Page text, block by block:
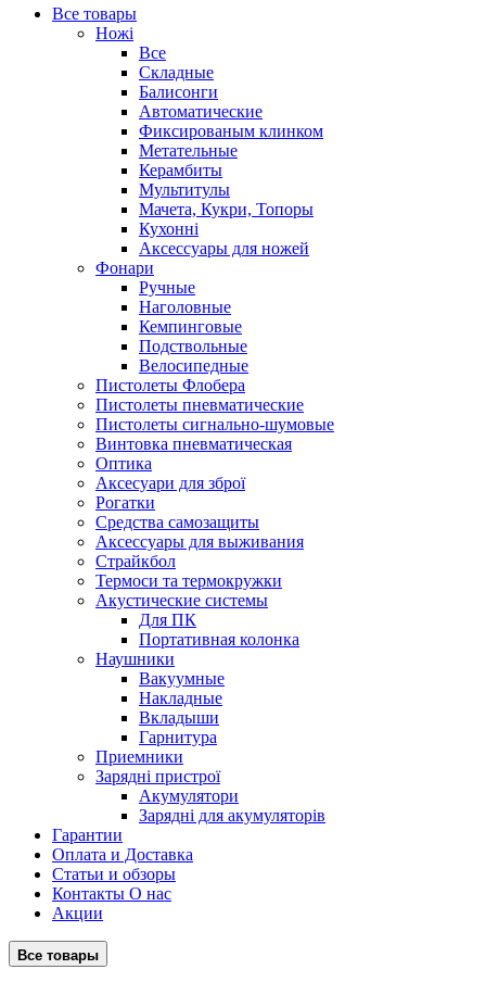
Все товары
Ножі
Все
Складные
Балисонги
Автоматические
Фиксированым клинком
Метательные
Керамбиты
Мультитулы
Мачета, Кукри, Топоры
Кухонні
Аксессуары для ножей
Фонари
Ручные
Наголовные
Кемпинговые
Подствольные
Велосипедные
Пистолеты Флобера
Пистолеты пневматические
Пистолеты сигнально-шумовые
Винтовка пневматическая
Оптика
Аксесуари для зброї
Рогатки
Средства самозащиты
Аксессуары для выживания
Страйкбол
Термоси та термокружки
Акустические системы
Для ПК
Портативная колонка
Наушники
Вакуумные
Накладные
Вкладыши
Гарнитура
Приемники
Зарядні пристрої
Акумулятори
Зарядні для акумуляторів
Гарантии
Оплата и Доставка
Статьи и обзоры
Контакты О нас
Акции
Все товары